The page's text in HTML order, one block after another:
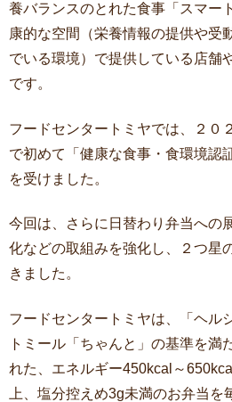
養バランスのとれた食事「スマー
康的な空間（栄養情報の提供や受
でいる環境）で提供している店舗
です。
フードセンタートミヤでは、２０
で初めて「健康な食事・食環境認
を受けました。
今回は、さらに日替わり弁当への
化などの取組みを強化し、２つ星
きました。
フードセンタートミヤは、「ヘル
トミール「ちゃんと」の基準を満
れた、エネルギー450kcal～
上、塩分控えめ3g未満のお弁当を